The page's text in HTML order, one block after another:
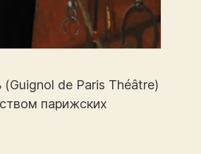
de Paris Théâtre)
парижских